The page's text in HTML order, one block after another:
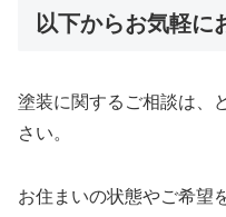
以下からお気軽に
塗装に関するご相談は、
さい。
お住まいの状態やご希望